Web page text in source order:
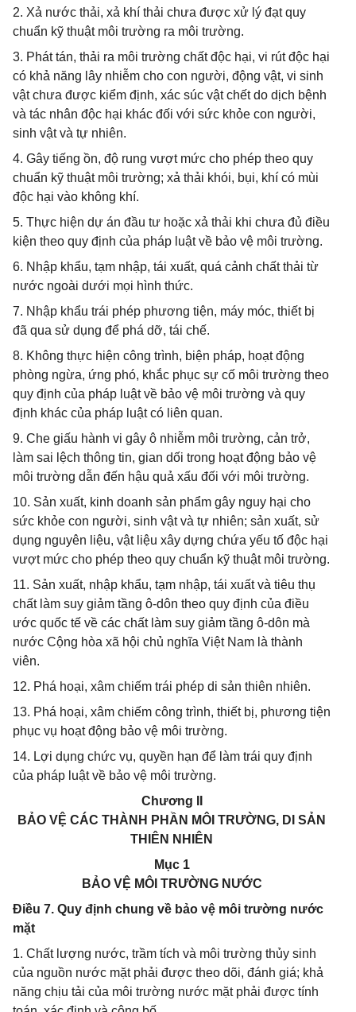
2. Xả nước thải, xả khí thải chưa được xử lý đạt quy
chuẩn kỹ thuật môi trường ra môi trường.
3. Phát tán, thải ra môi trường chất độc hại, vi rút độc hại
có khả năng lây nhiễm cho con người, động vật, vi sinh
vật chưa được kiểm định, xác súc vật chết do dịch bệnh
và tác nhân độc hại khác đối với sức khỏe con người,
sinh vật và tự nhiên.
4. Gây tiếng ồn, độ rung vượt mức cho phép theo quy
chuẩn kỹ thuật môi trường; xả thải khói, bụi, khí có mùi
độc hại vào không khí.
5. Thực hiện dự án đầu tư hoặc xả thải khi chưa đủ điều
kiện theo quy định của pháp luật về bảo vệ môi trường.
6. Nhập khẩu, tạm nhập, tái xuất, quá cảnh chất thải từ
nước ngoài dưới mọi hình thức.
7. Nhập khẩu trái phép phương tiện, máy móc, thiết bị
đã qua sử dụng để phá dỡ, tái chế.
8. Không thực hiện công trình, biện pháp, hoạt động
phòng ngừa, ứng phó, khắc phục sự cố môi trường theo
quy định của pháp luật về bảo vệ môi trường và quy
định khác của pháp luật có liên quan.
9. Che giấu hành vi gây ô nhiễm môi trường, cản trở,
làm sai lệch thông tin, gian dối trong hoạt động bảo vệ
môi trường dẫn đến hậu quả xấu đối với môi trường.
10. Sản xuất, kinh doanh sản phẩm gây nguy hại cho
sức khỏe con người, sinh vật và tự nhiên; sản xuất, sử
dụng nguyên liệu, vật liệu xây dựng chứa yếu tố độc hại
vượt mức cho phép theo quy chuẩn kỹ thuật môi trường.
11. Sản xuất, nhập khẩu, tạm nhập, tái xuất và tiêu thụ
chất làm suy giảm tầng ô-dôn theo quy định của điều
ước quốc tế về các chất làm suy giảm tầng ô-dôn mà
nước Cộng hòa xã hội chủ nghĩa Việt Nam là thành
viên.
12. Phá hoại, xâm chiếm trái phép di sản thiên nhiên.
13. Phá hoại, xâm chiếm công trình, thiết bị, phương tiện
phục vụ hoạt động bảo vệ môi trường.
14. Lợi dụng chức vụ, quyền hạn để làm trái quy định
của pháp luật về bảo vệ môi trường.
Chương II
BẢO VỆ CÁC THÀNH PHẦN MÔI TRƯỜNG, DI SẢN
THIÊN NHIÊN
Mục 1
BẢO VỆ MÔI TRƯỜNG NƯỚC
Điều 7. Quy định chung về bảo vệ môi trường nước
mặt
1. Chất lượng nước, trầm tích và môi trường thủy sinh
của nguồn nước mặt phải được theo dõi, đánh giá; khả
năng chịu tải của môi trường nước mặt phải được tính